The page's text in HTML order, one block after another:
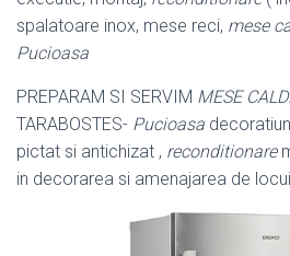
spalatoare inox, mese reci, mese
Pucioasa
PREPARAM SI SERVIM MESE
TARABOSTES- Pucioasa
pictat si antichizat , reconditionare
in decorarea si amenajarea de